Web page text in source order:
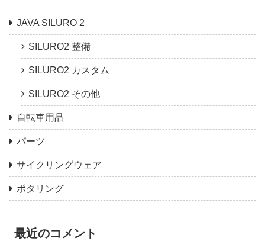
JAVA SILURO 2
SILURO2 整備
SILURO2 カスタム
SILURO2 その他
自転車用品
パーツ
サイクリングウェア
ポタリング
最近のコメント